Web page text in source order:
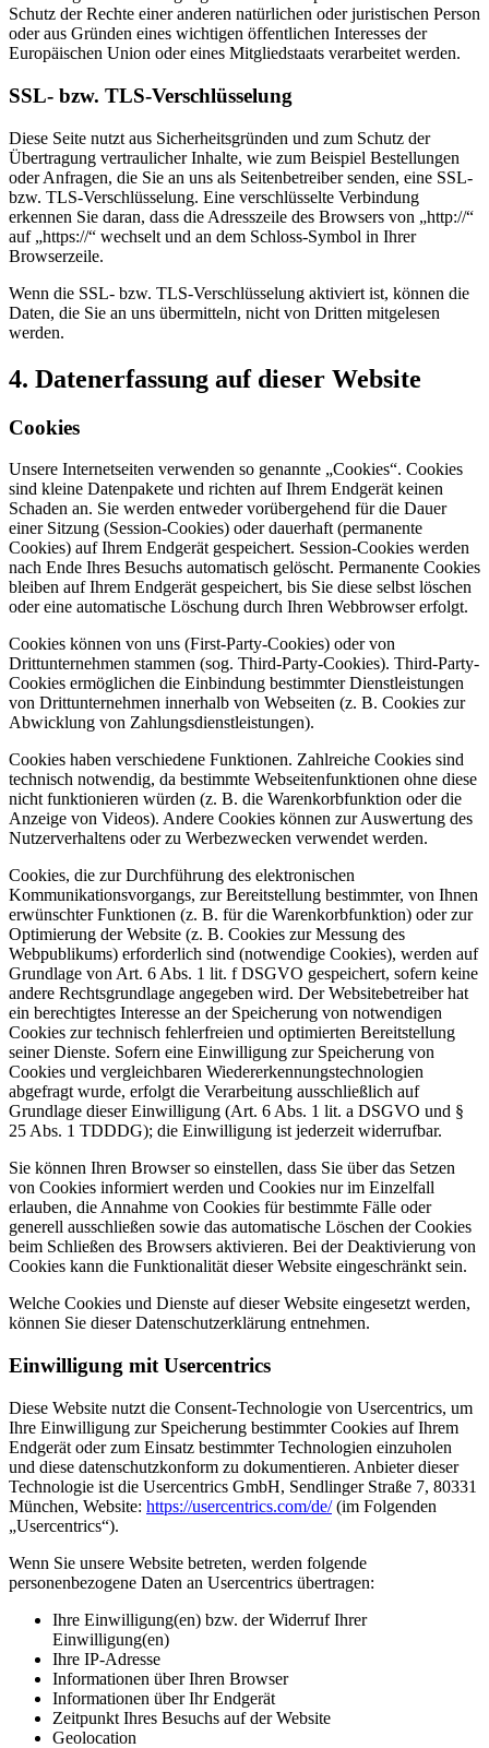
Schutz der Rechte einer anderen natürlichen oder juristischen Person
oder aus Gründen eines wichtigen öffentlichen Interesses der
Europäischen Union oder eines Mitgliedstaats verarbeitet werden.
SSL- bzw. TLS-Verschlüsselung
Diese Seite nutzt aus Sicherheitsgründen und zum Schutz der
Übertragung vertraulicher Inhalte, wie zum Beispiel Bestellungen
oder Anfragen, die Sie an uns als Seitenbetreiber senden, eine SSL-
bzw. TLS-Verschlüsselung. Eine verschlüsselte Verbindung
erkennen Sie daran, dass die Adresszeile des Browsers von „http://“
auf „https://“ wechselt und an dem Schloss-Symbol in Ihrer
Browserzeile.
Wenn die SSL- bzw. TLS-Verschlüsselung aktiviert ist, können die
Daten, die Sie an uns übermitteln, nicht von Dritten mitgelesen
werden.
4. Datenerfassung auf dieser Website
Cookies
Unsere Internetseiten verwenden so genannte „Cookies“. Cookies
sind kleine Datenpakete und richten auf Ihrem Endgerät keinen
Schaden an. Sie werden entweder vorübergehend für die Dauer
einer Sitzung (Session-Cookies) oder dauerhaft (permanente
Cookies) auf Ihrem Endgerät gespeichert. Session-Cookies werden
nach Ende Ihres Besuchs automatisch gelöscht. Permanente Cookies
bleiben auf Ihrem Endgerät gespeichert, bis Sie diese selbst löschen
oder eine automatische Löschung durch Ihren Webbrowser erfolgt.
Cookies können von uns (First-Party-Cookies) oder von
Drittunternehmen stammen (sog. Third-Party-Cookies). Third-Party-
Cookies ermöglichen die Einbindung bestimmter Dienstleistungen
von Drittunternehmen innerhalb von Webseiten (z. B. Cookies zur
Abwicklung von Zahlungsdienstleistungen).
Cookies haben verschiedene Funktionen. Zahlreiche Cookies sind
technisch notwendig, da bestimmte Webseitenfunktionen ohne diese
nicht funktionieren würden (z. B. die Warenkorbfunktion oder die
Anzeige von Videos). Andere Cookies können zur Auswertung des
Nutzerverhaltens oder zu Werbezwecken verwendet werden.
Cookies, die zur Durchführung des elektronischen
Kommunikationsvorgangs, zur Bereitstellung bestimmter, von Ihnen
erwünschter Funktionen (z. B. für die Warenkorbfunktion) oder zur
Optimierung der Website (z. B. Cookies zur Messung des
Webpublikums) erforderlich sind (notwendige Cookies), werden auf
Grundlage von Art. 6 Abs. 1 lit. f DSGVO gespeichert, sofern keine
andere Rechtsgrundlage angegeben wird. Der Websitebetreiber hat
ein berechtigtes Interesse an der Speicherung von notwendigen
Cookies zur technisch fehlerfreien und optimierten Bereitstellung
seiner Dienste. Sofern eine Einwilligung zur Speicherung von
Cookies und vergleichbaren Wiedererkennungstechnologien
abgefragt wurde, erfolgt die Verarbeitung ausschließlich auf
Grundlage dieser Einwilligung (Art. 6 Abs. 1 lit. a DSGVO und §
25 Abs. 1 TDDDG); die Einwilligung ist jederzeit widerrufbar.
Sie können Ihren Browser so einstellen, dass Sie über das Setzen
von Cookies informiert werden und Cookies nur im Einzelfall
erlauben, die Annahme von Cookies für bestimmte Fälle oder
generell ausschließen sowie das automatische Löschen der Cookies
beim Schließen des Browsers aktivieren. Bei der Deaktivierung von
Cookies kann die Funktionalität dieser Website eingeschränkt sein.
Welche Cookies und Dienste auf dieser Website eingesetzt werden,
können Sie dieser Datenschutzerklärung entnehmen.
Einwilligung mit Usercentrics
Diese Website nutzt die Consent-Technologie von Usercentrics, um
Ihre Einwilligung zur Speicherung bestimmter Cookies auf Ihrem
Endgerät oder zum Einsatz bestimmter Technologien einzuholen
und diese datenschutzkonform zu dokumentieren. Anbieter dieser
Technologie ist die Usercentrics GmbH, Sendlinger Straße 7, 80331
München, Website: https://usercentrics.com/de/(im Folgenden
„Usercentrics“).
Wenn Sie unsere Website betreten, werden folgende
personenbezogene Daten an Usercentrics übertragen:
Ihre Einwilligung(en) bzw. der Widerruf Ihrer
Einwilligung(en)
Ihre IP-Adresse
Informationen über Ihren Browser
Informationen über Ihr Endgerät
Zeitpunkt Ihres Besuchs auf der Website
Geolocation